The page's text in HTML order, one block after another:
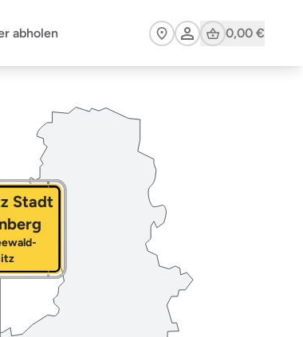
abholen Cart0,00 €
Stadt